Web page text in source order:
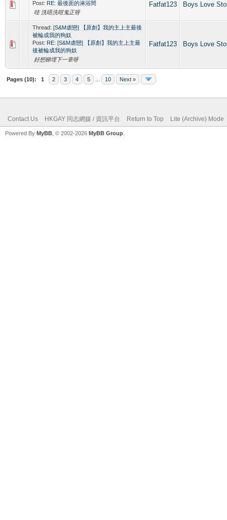
Post: RE: 最後面的淋浴間
哇 洗唔洗咁鬼正呀
Fatfat123 Boys Love
Thread: [S&M虐戀] 【原創】我的主上主最後
被輪成我的狗奴
Post: RE: [S&M虐戀] 【原創】我的主上主最
後被輪成我的狗奴
好想睇埋下一章呀
Fatfat123 Boys Love
Pages (10): 1 2 3 4 5 10 Next »
Contact Us HKGAY 同志網媒 / 資訊平台 Return to Top Lite (Archive) Mode
Powered By MyBB , © 2002-2026 MyBB Group